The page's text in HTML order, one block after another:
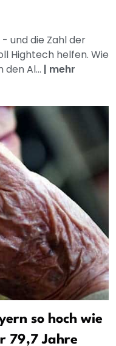
und die Zahl der
Hightech helfen. Wie
Al... | mehr
so hoch wie
79,7 Jahre